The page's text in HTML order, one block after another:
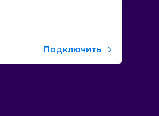
Подключить